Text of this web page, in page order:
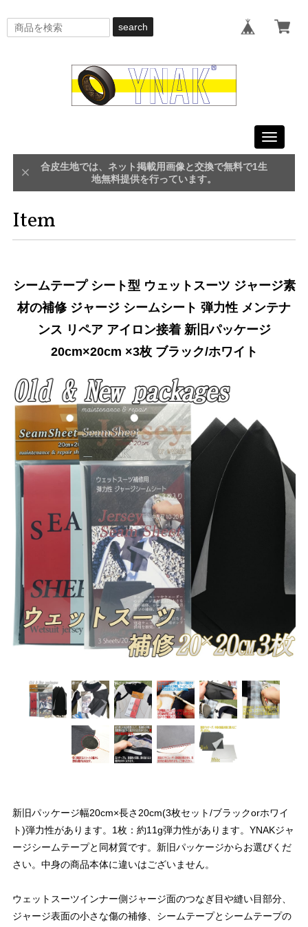
search
Toggle
合皮生地では、ネット掲載用画像と交換で無料で1生
地無料提供を行っています。
Item
シームテープ シート型 ウェットスーツ ジャージ素
材の補修 ジャージ シームシート 弾力性 メンテナ
ンス リペア アイロン接着 新旧パッケージ
20cm×20cm ×3枚 ブラック/ホワイト
新旧パッケージ幅20cm×長さ20cm(3枚セット/ブラックorホワイ
ト)弾力性があります。1枚：約11g弾力性があります。YNAKジャ
ージシームテープと同材質です。新旧パッケージからお選びくだ
さい。中身の商品本体に違いはございません。
ウェットスーツインナー側ジャージ面のつなぎ目や縫い目部分、
ジャージ表面の小さな傷の補修、シームテープとシームテープの